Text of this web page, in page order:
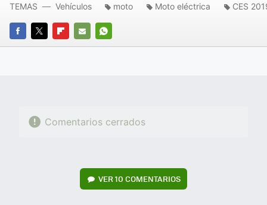
FACEBOOK
TWITTERFLIPBOARD
E-
WHATSAPP
TEMAS Vehículos moto Moto eléctrica CES
Comentarios cerrados
VER10 COMENTARIOS